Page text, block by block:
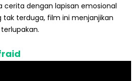
cerita dengan lapisan emosional
terduga, film ini menjanjikan